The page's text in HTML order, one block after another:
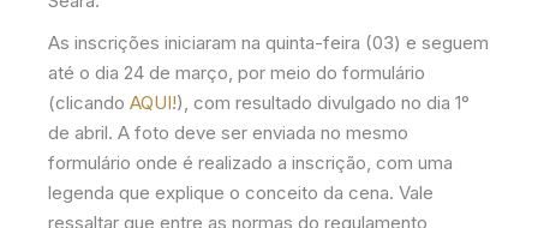
As inscrições iniciaram na quinta-feira (03) e seguem
até o dia 24 de março, por meio do formulário
(clicando AQUI!), com resultado divulgado no dia 1°
de abril. A foto deve ser enviada no mesmo
formulário onde é realizado a inscrição, com uma
legenda que explique o conceito da cena. Vale
ressaltar que entre as normas do regulamento,